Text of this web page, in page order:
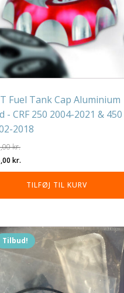
Fuel Tank Cap Aluminium
- CRF 250 2004-2021 & 450
2018
kr.
kr.
aktuelle
pris
er:
TILFØJ TIL KURV
Tilbud!